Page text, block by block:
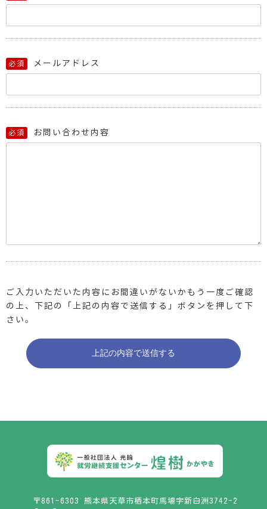
必須 メールアドレス
必須 お問い合わせ内容
ご入力いただいた内容にお間違いがないかもう一度ご確認
の上、下記の「上記の内容で送信する」ボタンを押して下
さい。
〒861-6303 熊本県天草市栖本町馬場字新白洲3742-2